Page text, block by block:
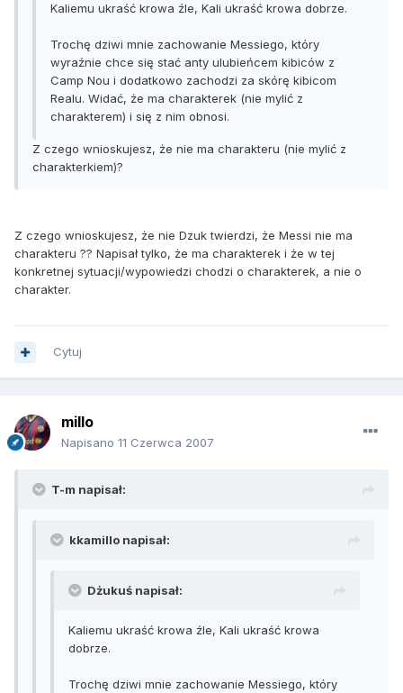
Kaliemu ukraść krowa źle, Kali ukraść krowa dobrze.
Trochę dziwi mnie zachowanie Messiego, który
wyraźnie chce się stać anty ulubieńcem kibiców z
Camp Nou i dodatkowo zachodzi za skórę kibicom
Realu. Widać, że ma charakterek (nie mylić z
charakterem) i się z nim obnosi.
Z czego wnioskujesz, że nie ma charakteru (nie mylić z
charakterkiem)?
Z czego wnioskujesz, że nie Dzuk twierdzi, że Messi nie ma
charakteru ?? Napisał tylko, że ma charakterek i że w tej
konkretnej sytuacji/wypowiedzi chodzi o charakterek, a nie o
charakter.
Cytuj
millo
Napisano 11 Czerwca 2007
T-m napisał:
kkamillo napisał:
Dżukuś napisał:
Kaliemu ukraść krowa źle, Kali ukraść krowa
dobrze.
Trochę dziwi mnie zachowanie Messiego, który